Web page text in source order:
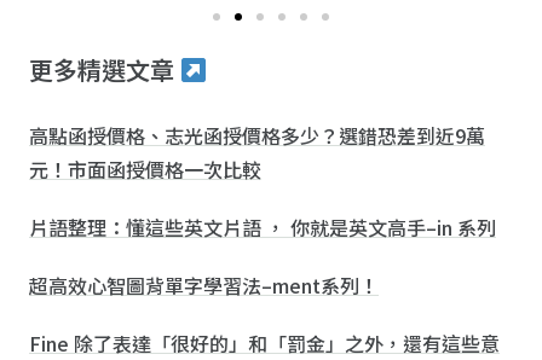
更多精選文章
高點函授價格、志光函授價格多少？選錯恐差到近9萬
元！市面函授價格一次比較
片語整理：懂這些英文片語 ， 你就是英文高手–in 系列
超高效心智圖背單字學習法–ment系列！
Fine 除了表達「很好的」和「罰金」之外，還有這些意